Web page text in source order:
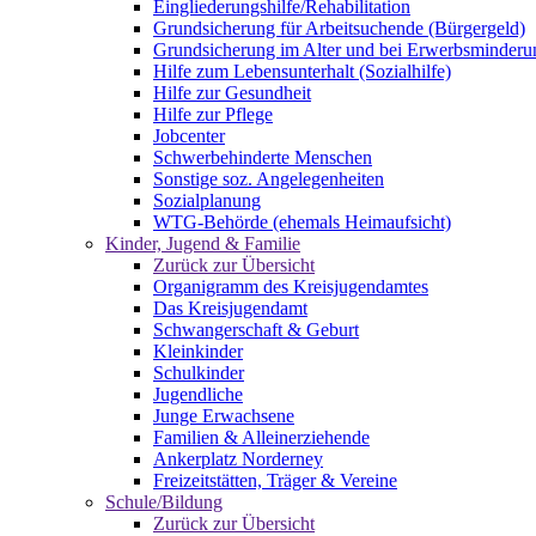
Eingliederungshilfe/Rehabilitation
Grundsicherung für Arbeitsuchende (Bürgergeld)
Grundsicherung im Alter und bei
Hilfe zum Lebensunterhalt (Sozialhilfe)
Hilfe zur Gesundheit
Hilfe zur Pflege
Jobcenter
Schwerbehinderte Menschen
Sonstige soz. Angelegenheiten
Sozialplanung
WTG-Behörde (ehemals Heimaufsicht)
Kinder, Jugend & Familie
Zurück zur Übersicht
Organigramm des Kreisjugendamtes
Das Kreisjugendamt
Schwangerschaft & Geburt
Kleinkinder
Schulkinder
Jugendliche
Junge Erwachsene
Familien & Alleinerziehende
Ankerplatz Norderney
Freizeitstätten, Träger & Vereine
Schule/Bildung
Zurück zur Übersicht